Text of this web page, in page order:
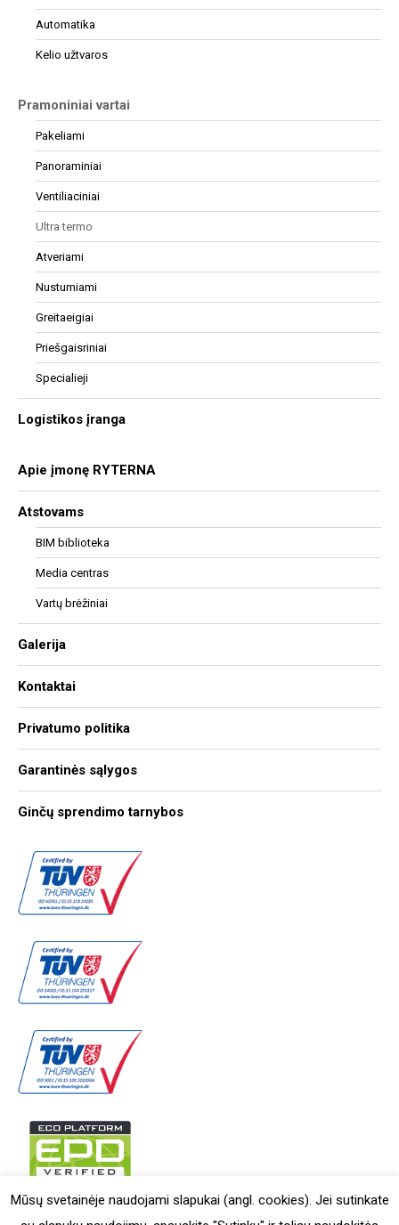
Automatika
Kelio užtvaros
Pramoniniai vartai
Pakeliami
Panoraminiai
Ventiliaciniai
Ultra termo
Atveriami
Nustumiami
Greitaeigiai
Priešgaisriniai
Specialieji
Logistikos įranga
Apie įmonę RYTERNA
Atstovams
BIM biblioteka
Media centras
Vartų brėžiniai
Galerija
Kontaktai
Privatumo politika
Garantinės sąlygos
Ginčų sprendimo tarnybos
Mūsų svetainėje naudojami slapukai (angl. cookies). Jei sutinkate